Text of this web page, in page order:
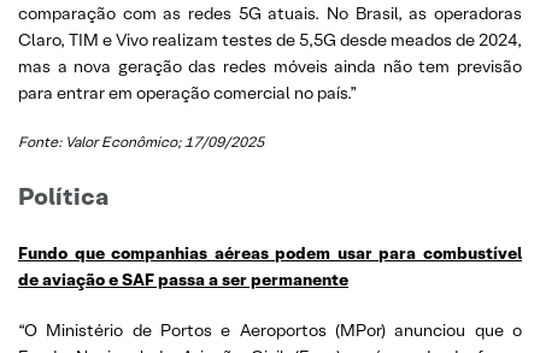
comparação com as redes 5G atuais. No Brasil, as operadoras
Claro, TIM e Vivo realizam testes de 5,5G desde meados de 2024,
mas a nova geração das redes móveis ainda não tem previsão
para entrar em operação comercial no país.”
Fonte: Valor Econômico; 17/09/2025
Política
Fundo que companhias aéreas podem usar para combustível
de aviação e SAF passa a ser permanente
“O Ministério de Portos e Aeroportos (MPor) anunciou que o